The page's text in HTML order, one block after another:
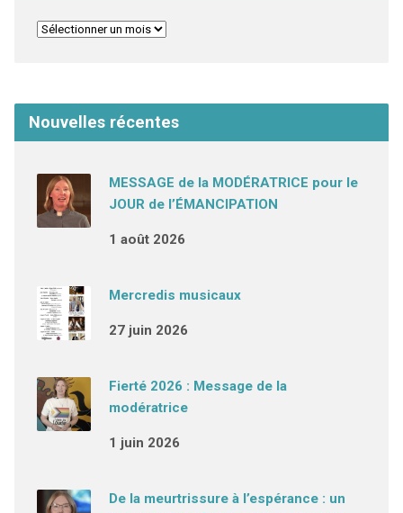
Nouvelles récentes
MESSAGE de la MODÉRATRICE pour le
JOUR de l’ÉMANCIPATION
1 août 2026
Mercredis musicaux
27 juin 2026
Fierté 2026 : Message de la
modératrice
1 juin 2026
De la meurtrissure à l’espérance : un